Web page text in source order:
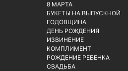
8 МАРТА
БУКЕТЫ НА ВЫПУСКНОЙ
ГОДОВЩИНА
ДЕНЬ РОЖДЕНИЯ
ИЗВИНЕНИЕ
КОМПЛИМЕНТ
РОЖДЕНИЕ РЕБЕНКА
СВАДЬБА